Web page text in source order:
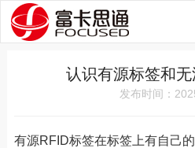
认识有源标签和
发布时间：
有源RFID标签在标签上有自己